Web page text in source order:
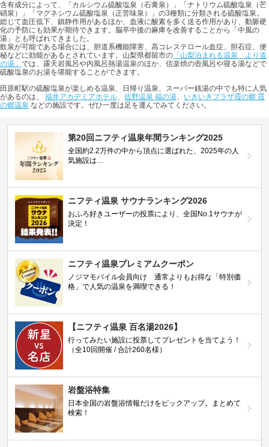
含有成分によって、「カルシウム硫酸塩泉（石膏泉）」「ナトリウム硫酸塩泉（芒
硝泉）」「マグネシウム硫酸塩泉（正苦味泉）」の3種類に分類される硫酸塩泉。
総じて血圧低下、鎮静作用があるほか、血液に酸素を多く送る作用があり、動脈硬
化の予防にも効果が期待できます。脳卒中後の麻痺を改善することから「中風の
湯」とも呼ばれてきました。
飲泉が可能である場合には、胆道系機能障害、高コレステロール血症、胆石症、便
秘などに効能があるとされています。山梨県都留市の 「山梨泊まれる温泉 より道
の湯」 では、露天岩風呂や内風呂熱湯温泉のほか、信楽焼の壺風呂や寝る湯などで
硫酸塩泉のお湯を堪能することができます。
田原町駅の硫酸塩泉が楽しめる温泉、日帰り温泉、スーパー銭湯の中でも特に人気
があるのは、 福井アカデミアホテル、 佐野温泉 福の湯、 いきいきプラザ霞の郷 霞
の郷温泉 などの施設です。ぜひ一度は足を運んでみてください。
第20回ニフティ温泉年間ランキング2025
全国約2.2万件の中から頂点に選ばれた、2025年の人
気施設は…
ニフティ温泉 サウナランキング2026
おふろ好きユーザーの投票により、全国No.1サウナが
決定！
ニフティ温泉プレミアムクーポン
ノジマモバイル会員向け 通常よりもお得な「特別価
格」で人気の温泉を満喫できる！
【ニフティ温泉 百名湯2026】
行ってみたい施設に投票してプレゼントを当てよう！
（全10回開催 / 合計260名様）
岩盤浴特集
日本全国の岩盤浴情報だけをピックアップ。まとめて
検索！